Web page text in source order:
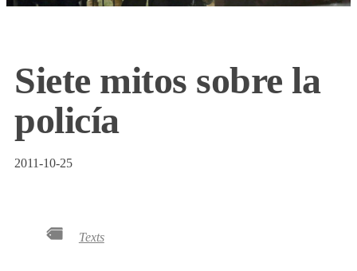
Siete mitos sobre la
policía
2011-10-25
Texts